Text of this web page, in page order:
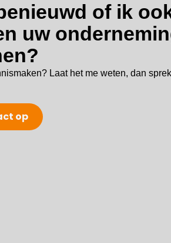
of ik
uw
Laat het me weten, dan
op